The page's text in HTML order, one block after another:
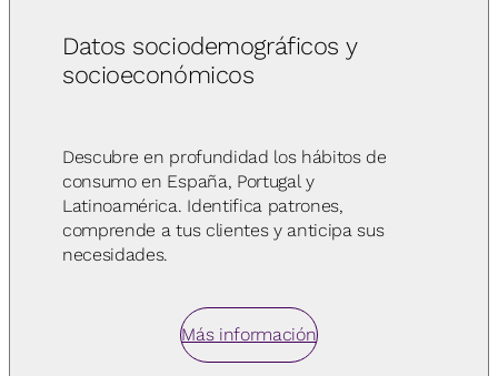
Datos sociodemográficos y
socioeconómicos
Descubre en profundidad los hábitos de
consumo en España, Portugal y
Latinoamérica. Identifica patrones,
comprende a tus clientes y anticipa sus
necesidades.
Más información